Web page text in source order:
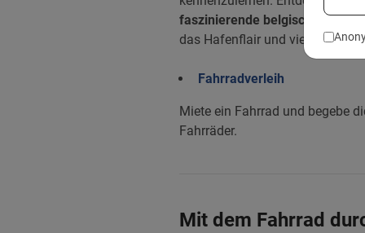
faszinierende belgische
das Hafenflair und vieles mehr.
Fahrradverleih
Miete ein Fahrrad und begebe
Fahrräder.
Mit dem Fahrrad